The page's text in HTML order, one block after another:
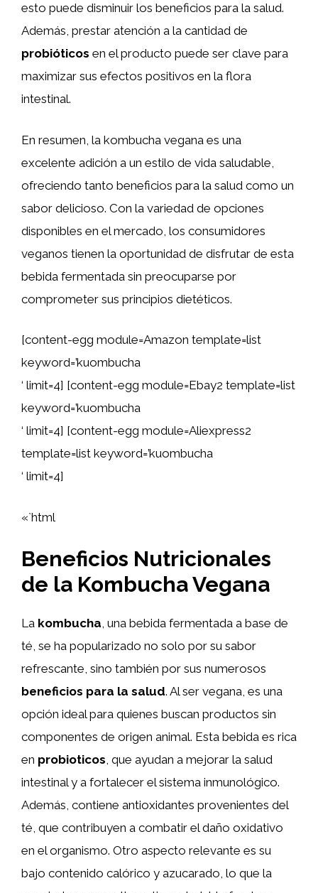
esto puede disminuir los beneficios para la salud.
Además, prestar atención a la cantidad de
probióticos en el producto puede ser clave para
maximizar sus efectos positivos en la flora
intestinal.
En resumen, la kombucha vegana es una
excelente adición a un estilo de vida saludable,
ofreciendo tanto beneficios para la salud como un
sabor delicioso. Con la variedad de opciones
disponibles en el mercado, los consumidores
veganos tienen la oportunidad de disfrutar de esta
bebida fermentada sin preocuparse por
comprometer sus principios dietéticos.
[content-egg module=Amazon template=list
keyword=’kuombucha
‘ limit=4] [content-egg module=Ebay2 template=list
keyword=’kuombucha
‘ limit=4] [content-egg module=Aliexpress2
template=list keyword=’kuombucha
‘ limit=4]
«`html
Beneficios Nutricionales
de la Kombucha Vegana
La kombucha, una bebida fermentada a base de
té, se ha popularizado no solo por su sabor
refrescante, sino también por sus numerosos
beneficios para la salud. Al ser vegana, es una
opción ideal para quienes buscan productos sin
componentes de origen animal. Esta bebida es rica
en probioticos, que ayudan a mejorar la salud
intestinal y a fortalecer el sistema inmunológico.
Además, contiene antioxidantes provenientes del
té, que contribuyen a combatir el daño oxidativo
en el organismo. Otro aspecto relevante es su
bajo contenido calórico y azucarado, lo que la